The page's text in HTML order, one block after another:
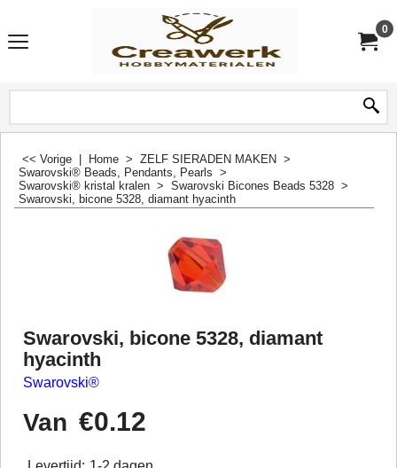
0
<< Vorige Home > ZELF SIERADEN MAKEN >
Swarovski® Beads, Pendants, Pearls >
Swarovski® kristal kralen > Swarovski Bicones Beads 5328 >
Swarovski, bicone 5328, diamant hyacinth
Swarovski, bicone 5328, diamant
hyacinth
Swarovski®
Van €0.12